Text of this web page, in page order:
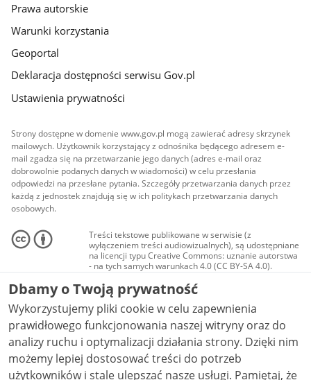
Prawa autorskie
Warunki korzystania
Geoportal
Deklaracja dostępności serwisu Gov.pl
Ustawienia prywatności
Strony dostępne w domenie www.gov.pl mogą zawierać adresy skrzynek
mailowych. Użytkownik korzystający z odnośnika będącego adresem e-
mail zgadza się na przetwarzanie jego danych (adres e-mail oraz
dobrowolnie podanych danych w wiadomości) w celu przesłania
odpowiedzi na przesłane pytania. Szczegóły przetwarzania danych przez
każdą z jednostek znajdują się w ich politykach przetwarzania danych
osobowych.
Treści tekstowe publikowane w serwisie (z
wyłączeniem treści audiowizualnych), są udostępniane
na licencji typu Creative Commons: uznanie autorstwa
- na tych samych warunkach 4.0 (CC BY-SA 4.0).
Materiały audiowizualne, w tym zdjęcia, materiały
audio i wideo, są udostępniane na licencji typu
Creative Commons: uznanie autorstwa użycie
niekomercyjne - bez utworów zależnych 4.0 (CC BY-
NC-ND 4.0), o ile nie jest to stwierdzone inaczej.
Dbamy o Twoją prywatność
Wykorzystujemy pliki cookie w celu zapewnienia
prawidłowego funkcjonowania naszej witryny oraz do
analizy ruchu i optymalizacji działania strony. Dzięki nim
możemy lepiej dostosować treści do potrzeb
użytkowników i stale ulepszać nasze usługi. Pamiętaj, że